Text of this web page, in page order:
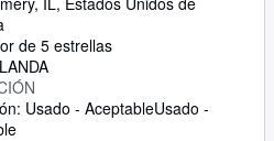
de 5 estrellas
Usado - AceptableUsado -